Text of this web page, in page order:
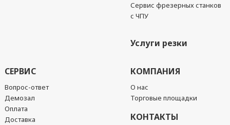
Сервис фрезерных станков
с ЧПУ
Услуги резки
СЕРВИС
Вопрос-ответ
Демозал
Оплата
Доставка
КОМПАНИЯ
О нас
Торговые площадки
КОНТАКТЫ